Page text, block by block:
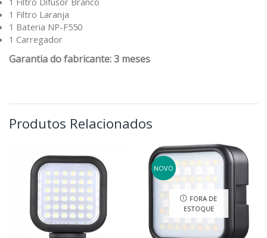
1 Filtro Laranja
1 Bateria NP-F550
1 Carregador
Garantia do fabricante: 3 meses
Produtos Relacionados
NOVO
FORA DE
ESTOQUE